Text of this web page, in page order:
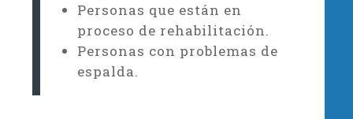
Personas que están en
proceso de rehabilitación.
Personas con problemas de
espalda.